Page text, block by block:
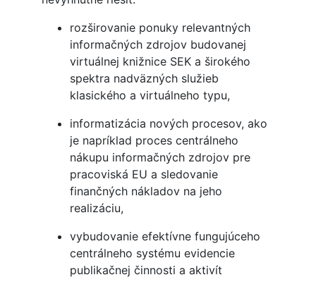
rozširovanie ponuky relevantných
informačných zdrojov budovanej
virtuálnej knižnice SEK a širokého
spektra nadväzných služieb
klasického a virtuálneho typu,
informatizácia nových procesov, ako
je napríklad proces centrálneho
nákupu informačných zdrojov pre
pracoviská EU a sledovanie
finančných nákladov na jeho
realizáciu,
vybudovanie efektívne fungujúceho
centrálneho systému evidencie
publikačnej činnosti a aktivít